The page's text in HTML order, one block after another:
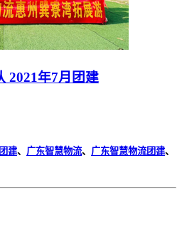
2021年7月团建
建、 广东智慧物流、 广东智慧物流团建、